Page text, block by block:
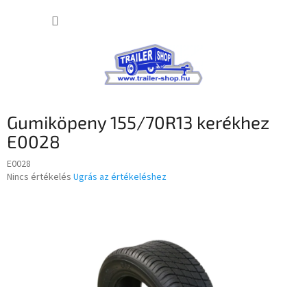
Gumiköpeny 155/70R13 kerékhez
E0028
E0028
A
Nincs értékelés Ugrás az értékeléshez